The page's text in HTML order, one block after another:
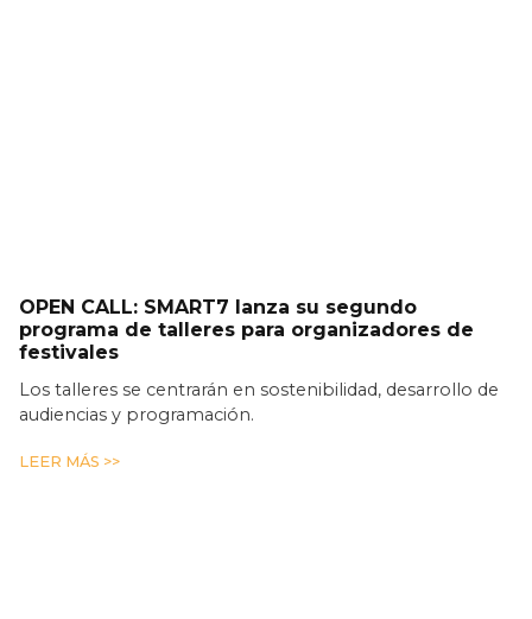
OPEN CALL: SMART7 lanza su segundo
programa de talleres para organizadores de
festivales
Los talleres se centrarán en sostenibilidad, desarrollo de
audiencias y programación.
LEER MÁS >>